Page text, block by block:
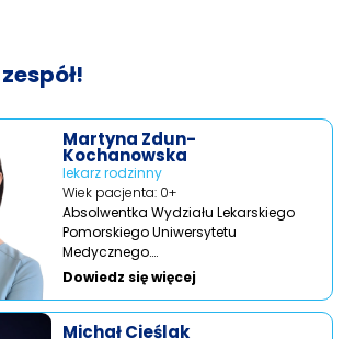
Martyna Zdun-
Kochanowska
lekarz rodzinny
Wiek pacjenta: 0+
Absolwentka Wydziału Lekarskiego
Pomorskiego Uniwersytetu
Medycznego….
Dowiedz się więcej
Michał Cieślak